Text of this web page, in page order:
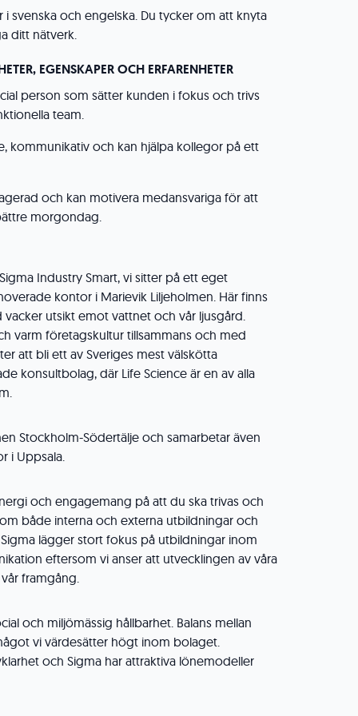
i svenska och engelska. Du tycker om att knyta
ditt nätverk.
EGENSKAPER OCH ERFARENHETER
person som sätter kunden i fokus och trivs
team.
kommunikativ och kan hjälpa kollegor på ett
och kan motivera medansvariga för att
morgondag.
Industry Smart, vi sitter på ett eget
kontor i Marievik Liljeholmen. Här finns
utsikt emot vattnet och vår ljusgård.
varm företagskultur tillsammans och med
att bli ett av Sveriges mest välskötta
konsultbolag, där Life Science är en av alla
Stockholm-Södertälje och samarbetar även
i Uppsala.
och engagemang på att du ska trivas och
både interna och externa utbildningar och
lägger stort fokus på utbildningar inom
eftersom vi anser att utvecklingen av våra
framgång.
och miljömässig hållbarhet. Balans mellan
vi värdesätter högt inom bolaget.
och Sigma har attraktiva lönemodeller